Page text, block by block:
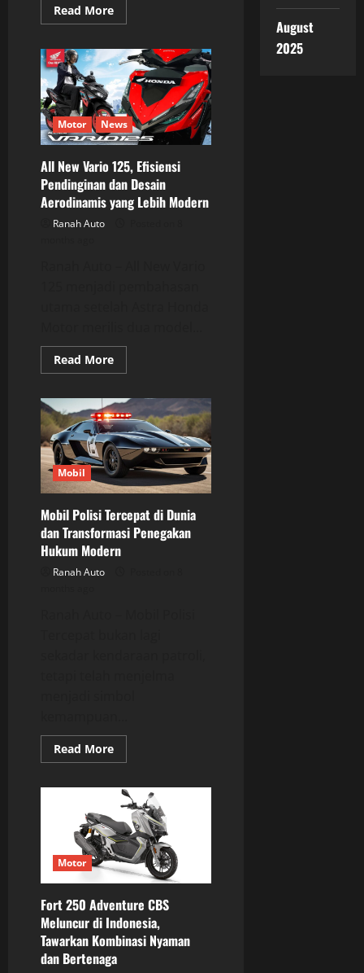
Read MoreRead
more
Rofbell
Juara
Drift
Double
Winner
di
Usia
14
Tahun
Motor News
All New Vario 125, Efisiensi
Pendinginan dan Desain
Aerodinamis yang Lebih Modern
Ranah Auto
Read MoreRead
more
New
Vario
125,
Efisiensi
Pendinginan
dan
Desain
Aerodinamis
yang
Modern
Mobil
Mobil Polisi Tercepat di Dunia
dan Transformasi Penegakan
Hukum Modern
Ranah Auto
Read MoreRead
more
Polisi
Tercepat
di
Dunia
dan
Transformasi
Penegakan
Hukum
Modern
Motor
Fort 250 Adventure CBS
Meluncur di Indonesia,
Tawarkan Kombinasi Nyaman
dan Bertenaga
August
2025